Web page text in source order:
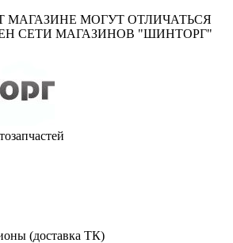
МАГАЗИНЕ МОГУТ ОТЛИЧАТЬСЯ
СЕТИ МАГАЗИНОВ "ШИНТОРГ"
(доставка ТК)